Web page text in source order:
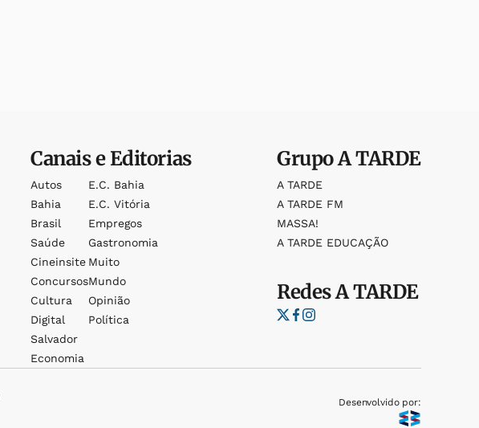
Canais e Editorias
Autos
Bahia
Brasil
Saúde
Cineinsite
Concursos
Cultura
Digital
Salvador
Economia
E.c. Bahia
E.c. Vitória
Empregos
Gastronomia
Muito
Mundo
Opinião
Política
GrupoA TARDE
A TARDE
A TARDE FM
MASSA!
A TARDE EDUCAÇÃO
RedesA TARDE
Desenvolvido por: